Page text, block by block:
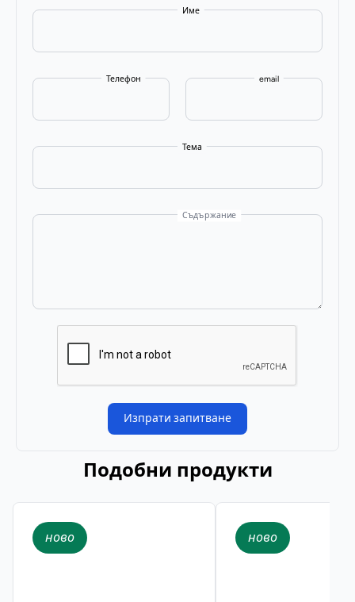
Име
Телефон email
Тема
Съдържание
Изпрати запитване
Подобни продукти
ново ново